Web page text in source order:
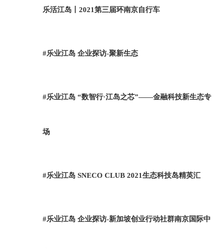
乐活江岛丨2021第三届环南京自行车
#乐业江岛 企业探访-聚新生态
#乐业江岛 “数智行·江岛之芯”——金融科技新生态专
场
#乐业江岛 SNECO CLUB 2021生态科技岛精英汇
#乐业江岛 企业探访-新加坡创业行动社群南京国际中